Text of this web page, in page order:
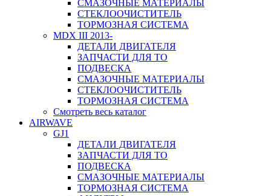
СМАЗОЧНЫЕ МАТЕРИАЛЫ
СТЕКЛООЧИСТИТЕЛЬ
ТОРМОЗНАЯ СИСТЕМА
MDX III 2013-
ДЕТАЛИ ДВИГАТЕЛЯ
ЗАПЧАСТИ ДЛЯ ТО
ПОДВЕСКА
СМАЗОЧНЫЕ МАТЕРИАЛЫ
СТЕКЛООЧИСТИТЕЛЬ
ТОРМОЗНАЯ СИСТЕМА
Смотреть весь каталог
AIRWAVE
GJ1
ДЕТАЛИ ДВИГАТЕЛЯ
ЗАПЧАСТИ ДЛЯ ТО
ПОДВЕСКА
СМАЗОЧНЫЕ МАТЕРИАЛЫ
ТОРМОЗНАЯ СИСТЕМА